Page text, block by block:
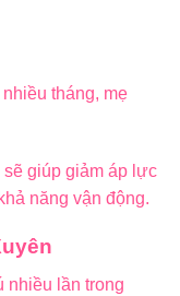
tháng, mẹ
giúp giảm áp lực
năng vận động.
nhiều lần trong